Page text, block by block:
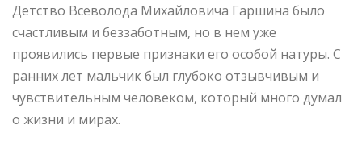
Детство Всеволода Михайловича Гаршина было
счастливым и беззаботным, но в нем уже
проявились первые признаки его особой натуры. С
ранних лет мальчик был глубоко отзывчивым и
чувствительным человеком, который много думал
о жизни и мирах.